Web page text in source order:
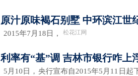
原汁原味褐石别墅 中环滨江世
2015年7月18日， 松花江网
利率有“基”调 吉林市银行咋上
5月10日，央行宣布自2015年5月11日